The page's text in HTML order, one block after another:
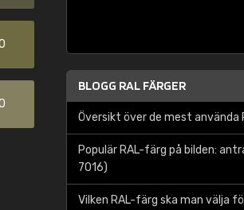
BLOGG RAL FÄRGER
Översikt över de mest använda
Populär RAL-färg på bilden:
7016)
Vilken RAL-färg ska man välja